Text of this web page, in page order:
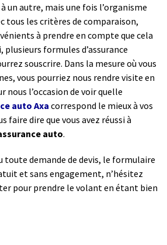
un autre, mais une fois l’organisme
tous les critères de comparaison,
à prendre en compte que cela
plusieurs formules d’assurance
souscrire. Dans la mesure où vous
vous pourriez nous rendre visite en
nous l’occasion de voir quelle
auto Axa correspond le mieux à vos
faire dire que vous avez réussi à
auto.
toute demande de devis, le formulaire
et sans engagement, n’hésitez
pour prendre le volant en étant bien